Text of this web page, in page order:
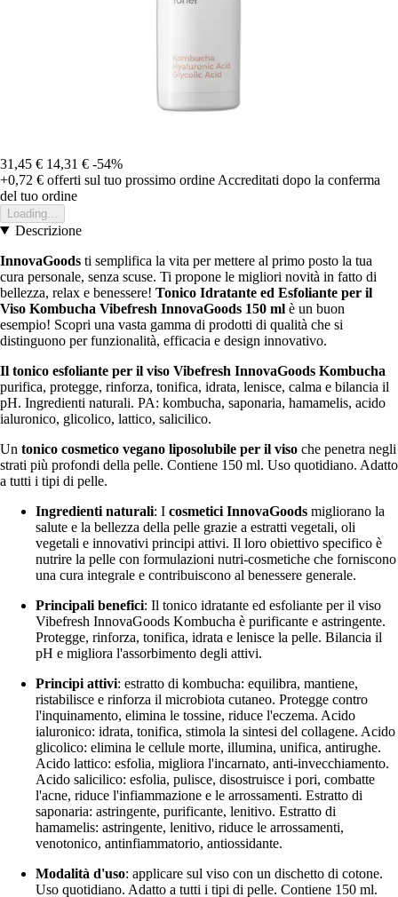
31,45 € 14,31 € -54%
+0,72 € offerti sul tuo prossimo ordine Accreditati dopo la conferma
del tuo ordine
Loading...
Descrizione
InnovaGoods ti semplifica la vita per mettere al primo posto la tua
cura personale, senza scuse. Ti propone le migliori novità in fatto di
bellezza, relax e benessere! Tonico Idratante ed Esfoliante per il
Viso Kombucha Vibefresh InnovaGoods 150 ml è un buon
esempio! Scopri una vasta gamma di prodotti di qualità che si
distinguono per funzionalità, efficacia e design innovativo.
Il tonico esfoliante per il viso Vibefresh InnovaGoods Kombucha
purifica, protegge, rinforza, tonifica, idrata, lenisce, calma e bilancia il
pH. Ingredienti naturali. PA: kombucha, saponaria, hamamelis, acido
ialuronico, glicolico, lattico, salicilico.
Un tonico cosmetico vegano liposolubile per il viso che penetra negli
strati più profondi della pelle. Contiene 150 ml. Uso quotidiano. Adatto
a tutti i tipi di pelle.
Ingredienti naturali: I cosmetici InnovaGoods migliorano la
salute e la bellezza della pelle grazie a estratti vegetali, oli
vegetali e innovativi principi attivi. Il loro obiettivo specifico è
nutrire la pelle con formulazioni nutri-cosmetiche che forniscono
una cura integrale e contribuiscono al benessere generale.
Principali benefici: Il tonico idratante ed esfoliante per il viso
Vibefresh InnovaGoods Kombucha è purificante e astringente.
Protegge, rinforza, tonifica, idrata e lenisce la pelle. Bilancia il
pH e migliora l'assorbimento degli attivi.
Principi attivi: estratto di kombucha: equilibra, mantiene,
ristabilisce e rinforza il microbiota cutaneo. Protegge contro
l'inquinamento, elimina le tossine, riduce l'eczema. Acido
ialuronico: idrata, tonifica, stimola la sintesi del collagene. Acido
glicolico: elimina le cellule morte, illumina, unifica, antirughe.
Acido lattico: esfolia, migliora l'incarnato, anti-invecchiamento.
Acido salicilico: esfolia, pulisce, disostruisce i pori, combatte
l'acne, riduce l'infiammazione e le arrossamenti. Estratto di
saponaria: astringente, purificante, lenitivo. Estratto di
hamamelis: astringente, lenitivo, riduce le arrossamenti,
venotonico, antinfiammatorio, antiossidante.
Modalità d'uso: applicare sul viso con un dischetto di cotone.
Uso quotidiano. Adatto a tutti i tipi di pelle. Contiene 150 ml.